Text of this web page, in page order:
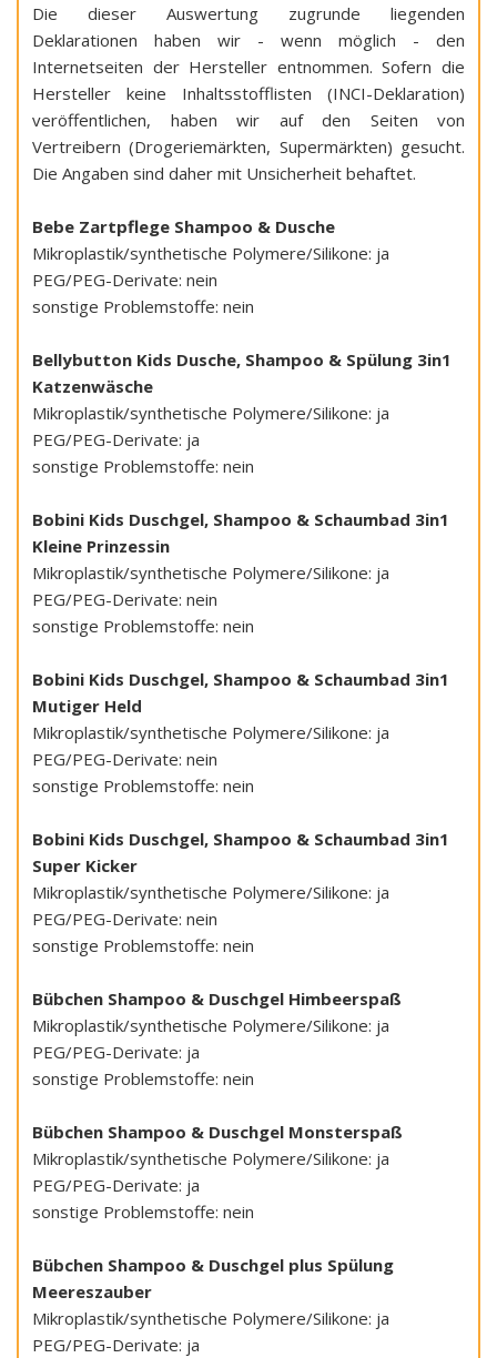
Die dieser Auswertung zugrunde liegenden
Deklarationen haben wir - wenn möglich - den
Internetseiten der Hersteller entnommen. Sofern die
Hersteller keine Inhaltsstofflisten (INCI-Deklaration)
veröffentlichen, haben wir auf den Seiten von
Vertreibern (Drogeriemärkten, Supermärkten) gesucht.
Die Angaben sind daher mit Unsicherheit behaftet.
Bebe Zartpflege Shampoo & Dusche
Mikroplastik/synthetische Polymere/Silikone: ja
PEG/PEG-Derivate: nein
sonstige Problemstoffe: nein
Bellybutton Kids Dusche, Shampoo & Spülung 3in1
Katzenwäsche
Mikroplastik/synthetische Polymere/Silikone: ja
PEG/PEG-Derivate: ja
sonstige Problemstoffe: nein
Bobini Kids Duschgel, Shampoo & Schaumbad 3in1
Kleine Prinzessin
Mikroplastik/synthetische Polymere/Silikone: ja
PEG/PEG-Derivate: nein
sonstige Problemstoffe: nein
Bobini Kids Duschgel, Shampoo & Schaumbad 3in1
Mutiger Held
Mikroplastik/synthetische Polymere/Silikone: ja
PEG/PEG-Derivate: nein
sonstige Problemstoffe: nein
Bobini Kids Duschgel, Shampoo & Schaumbad 3in1
Super Kicker
Mikroplastik/synthetische Polymere/Silikone: ja
PEG/PEG-Derivate: nein
sonstige Problemstoffe: nein
Bübchen Shampoo & Duschgel Himbeerspaß
Mikroplastik/synthetische Polymere/Silikone: ja
PEG/PEG-Derivate: ja
sonstige Problemstoffe: nein
Bübchen Shampoo & Duschgel Monsterspaß
Mikroplastik/synthetische Polymere/Silikone: ja
PEG/PEG-Derivate: ja
sonstige Problemstoffe: nein
Bübchen Shampoo & Duschgel plus Spülung
Meereszauber
Mikroplastik/synthetische Polymere/Silikone: ja
PEG/PEG-Derivate: ja